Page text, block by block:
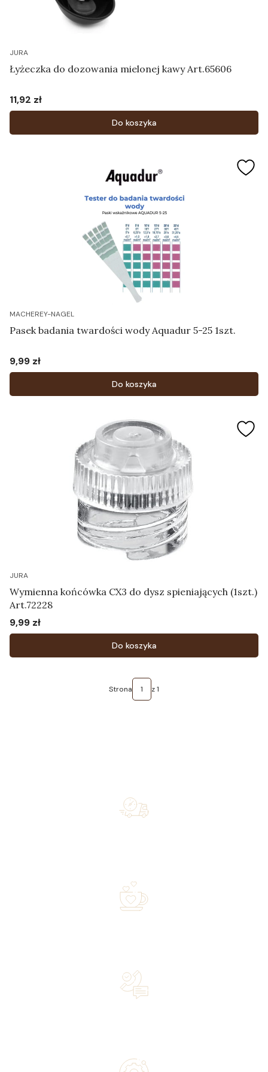
JURA
Łyżeczka do dozowania mielonej kawy Art.65606
Cena
11,92 zł
Do koszyka
MACHEREY-NAGEL
Pasek badania twardości wody Aquadur 5-25 1szt.
Cena
9,99 zł
Do koszyka
JURA
Wymienna końcówka CX3 do dysz spieniających (1szt.)
Art.72228
Cena
9,99 zł
Do koszyka
Strona z 1